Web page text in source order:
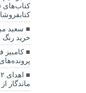
کتاب‌های
سعید
خرید رنگ
کامبیز
ماندگار